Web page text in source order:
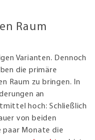
Raum
Varianten. Dennoch
die primäre
Raum zu bringen. In
an
hoch: Schließlich
von beiden
Monate die